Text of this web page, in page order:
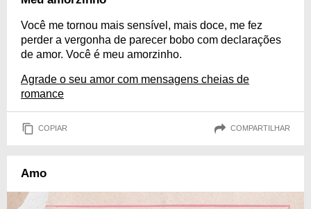
Você me tornou mais sensível, mais doce, me fez
perder a vergonha de parecer bobo com declarações
de amor. Você é meu amorzinho.
Agrade o seu amor com mensagens cheias de
romance
COPIAR COMPARTILHAR
Amo